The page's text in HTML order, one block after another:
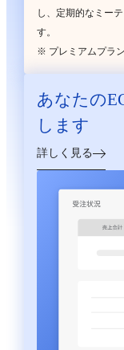
し、定期的なミー
す。
※ プレミアムプラ
あなたの
します
詳しく見る